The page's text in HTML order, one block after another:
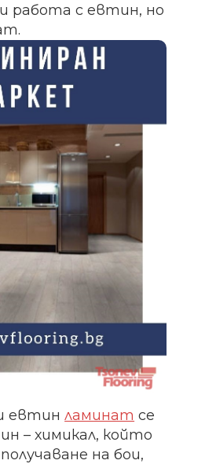
работа с евтин, но
евтинламинат се
– химикал, който
на бои,